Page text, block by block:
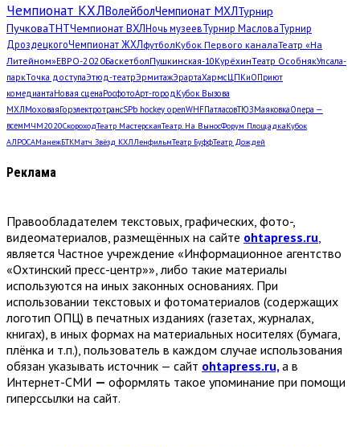
Чемпионат КХЛВолейболЧемпионат МХЛТурнир
ПучковаТНТЧемпионат ВХЛНочь музеевТурнир МасловаТурнир
ДроздецкогоЧемпионат ЖХЛфутболКубок Первого каналаТеатр «На
Литейном»ЕВРО-2020БаскетболПушкинская-10КурёхинТеатр ОсобнякУпсала-
паркТочка доступаЭтюд-театрЭрмитажЭрартаХармсЦПКиОПриют
комедиантаНовая сценаРосфотоАрт-город Кубок Вызова
МХЛМоховаяГорэлектротрансSPb hockey openWHFПатласовТЮЗМаяковкаОпера —
всемМЧМ2020СкороходТеатр МастерскаяТеатр. На ВыносФорум ПлощадкаКубок
АЛРОСАМанежБТКМатч Звёзд КХЛЛенфильмТеатр БуффТеатр Дождей
Реклама
Правообладателем текстовых, графических, фото-,
видеоматериалов, размещённых на сайте ohtapress.ru,
является Частное учреждение «Информационное агентство
«Охтинский пресс-центр»», либо такие материалы
используются на иных законных основаниях. При
использовании текстовых и фотоматериалов (содержащих
логотип ОПЦ) в печатных изданиях (газетах, журналах,
книгах), в иных формах на материальных носителях (бумага,
плёнка и т.п.), пользователь в каждом случае использования
обязан указывать источник — сайт ohtapress.ru, а в
Интернет-СМИ — оформлять такое упоминание при помощи
гиперссылки на сайт.